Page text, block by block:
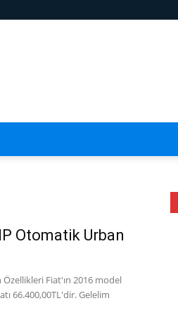
Otomatik Urban
Fiat'ın 2016 model
66.400,00TL'dir. Gelelim